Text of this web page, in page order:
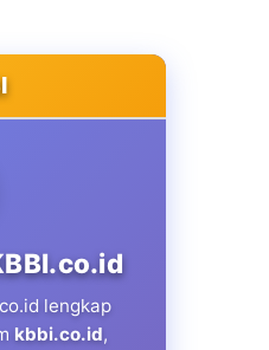
lengkap
kbbi.co.id,